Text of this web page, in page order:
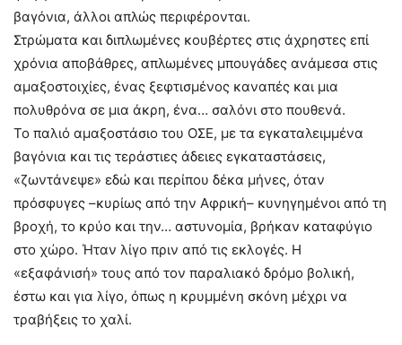
βαγόνια, άλλοι απλώς περιφέρονται.
Στρώματα και διπλωμένες κουβέρτες στις άχρηστες επί
χρόνια αποβάθρες, απλωμένες μπουγάδες ανάμεσα στις
αμαξοστοιχίες, ένας ξεφτισμένος καναπές και μια
πολυθρόνα σε μια άκρη, ένα… σαλόνι στο πουθενά.
Το παλιό αμαξοστάσιο του ΟΣΕ, με τα εγκαταλειμμένα
βαγόνια και τις τεράστιες άδειες εγκαταστάσεις,
«ζωντάνεψε» εδώ και περίπου δέκα μήνες, όταν
πρόσφυγες –κυρίως από την Αφρική– κυνηγημένοι από τη
βροχή, το κρύο και την… αστυνομία, βρήκαν καταφύγιο
στο χώρο. Ήταν λίγο πριν από τις εκλογές. Η
«εξαφάνισή» τους από τον παραλιακό δρόμο βολική,
έστω και για λίγο, όπως η κρυμμένη σκόνη μέχρι να
τραβήξεις το χαλί.